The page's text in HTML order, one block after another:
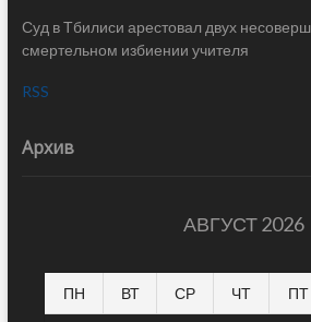
Суд в Тбилиси арестовал двух
смертельном избиении учителя
RSS
Архив
АВГУСТ 2026
ПН ВТ СР ЧТ ПТ